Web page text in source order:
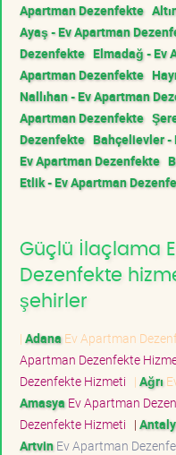
Apartman Dezenfekte
Ayaş - Ev Apartman
Dezenfekte Elmadağ - Ev
Apartman Dezenfekte
Nallıhan - Ev Apartman
Apartman Dezenfekte
Dezenfekte Bahçelievler -
Ev Apartman Dezenfekte
Etlik - Ev Apartman
Güçlü İlaçlama
Dezenfekte
şehirler
| Adana Ev Apartman
Apartman Dezenfekte
Dezenfekte Hizmeti | Ağrı
Amasya Ev Apartman
Dezenfekte Hizmeti |
ArtvinEv Apartman